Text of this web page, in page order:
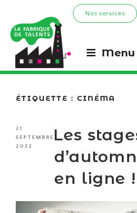
Nos services
Menu
ÉTIQUETTE : CINÉMA
PUBLIÉ
LE
21
SEPTEMBRE
2022
Les
en ligne !